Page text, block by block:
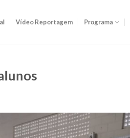
Vídeo Reportagem Programa